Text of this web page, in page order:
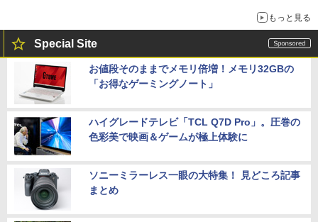
もっと見る
Special Site
お値段そのままでメモリ倍増！メモリ32GBの
「お得なゲーミングノート」
ハイグレードテレビ「TCL Q7D Pro」。圧巻の
色彩美で映画＆ゲームが極上体験に
ソニーミラーレス一眼の大特集！ 見どころ記事
まとめ